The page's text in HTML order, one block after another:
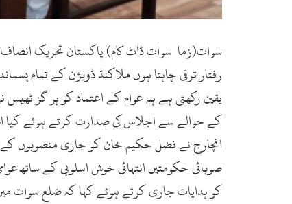
سوات(زما سوات ڈاٹ کام) پاکستان تحریک
رفتار ترقی چاہتا ہوں ملاکنڈ ڈویژن کے تمام
یقین رکھتی ہے ہم عوام کے اعتماد کو ہر گز
کے حوالے سے اجلاس کی صدارت کرتے ہوئے کیا
انچارج نے فضل حکیم خان کو جاری منصوبوں
صوبائی حکومتیں انتہائی خوش اسلوبی کے
کو ہدایات جاری کرتے ہوئے کہا کہ ضلع سوات